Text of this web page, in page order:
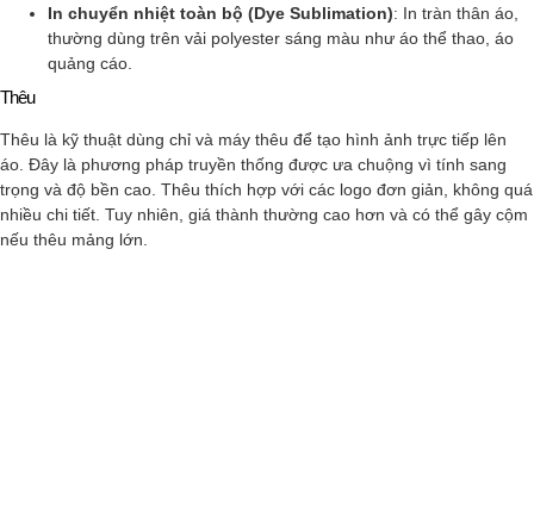
In chuyển nhiệt toàn bộ (Dye Sublimation): In tràn thân áo,
thường dùng trên vải polyester sáng màu như áo thể thao, áo
quảng cáo.
Thêu
Thêu là kỹ thuật dùng chỉ và máy thêu để tạo hình ảnh trực tiếp lên
áo. Đây là phương pháp truyền thống được ưa chuộng vì tính sang
trọng và độ bền cao. Thêu thích hợp với các logo đơn giản, không quá
nhiều chi tiết. Tuy nhiên, giá thành thường cao hơn và có thể gây cộm
nếu thêu mảng lớn.